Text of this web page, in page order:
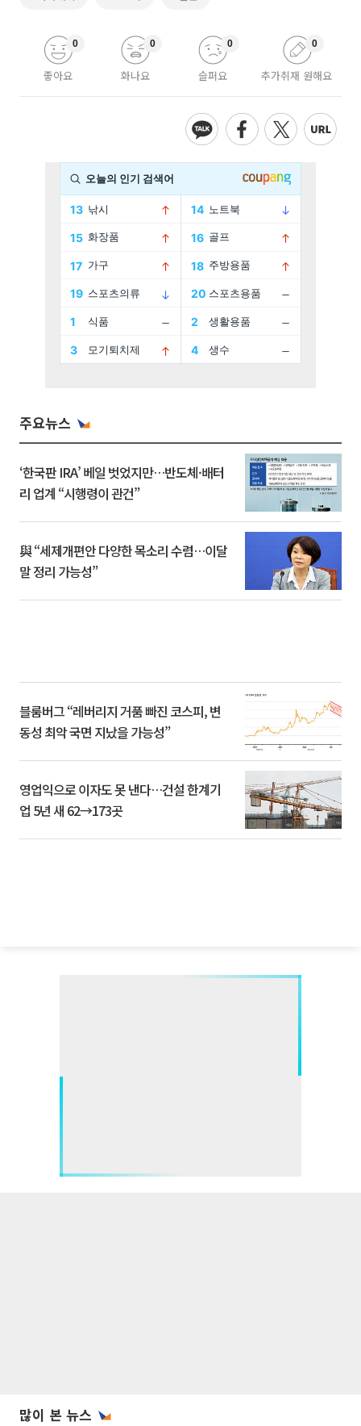
좋아요
0
화나요
0
슬퍼요
0
추가취재 원해요
0
주요뉴스
‘한국판 IRA’ 베일 벗었지만…반도체·배터
리 업계 “시행령이 관건”
與 “세제개편안 다양한 목소리 수렴…이달
말 정리 가능성”
블룸버그 “레버리지 거품 빠진 코스피, 변
동성 최악 국면 지났을 가능성”
영업익으로 이자도 못 낸다…건설 한계기
업 5년 새 62→173곳
많이 본 뉴스